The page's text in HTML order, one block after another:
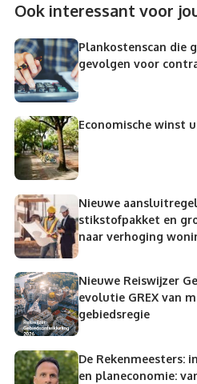
Ook interessant voor
Plankostenscan die
gevolgen voor
Economische winst
Nieuwe
stikstofpakket en
naar verhoging
Nieuwe Reiswijzer
evolutie GREX van
gebiedsregie
De Rekenmeesters:
en planeconomie: